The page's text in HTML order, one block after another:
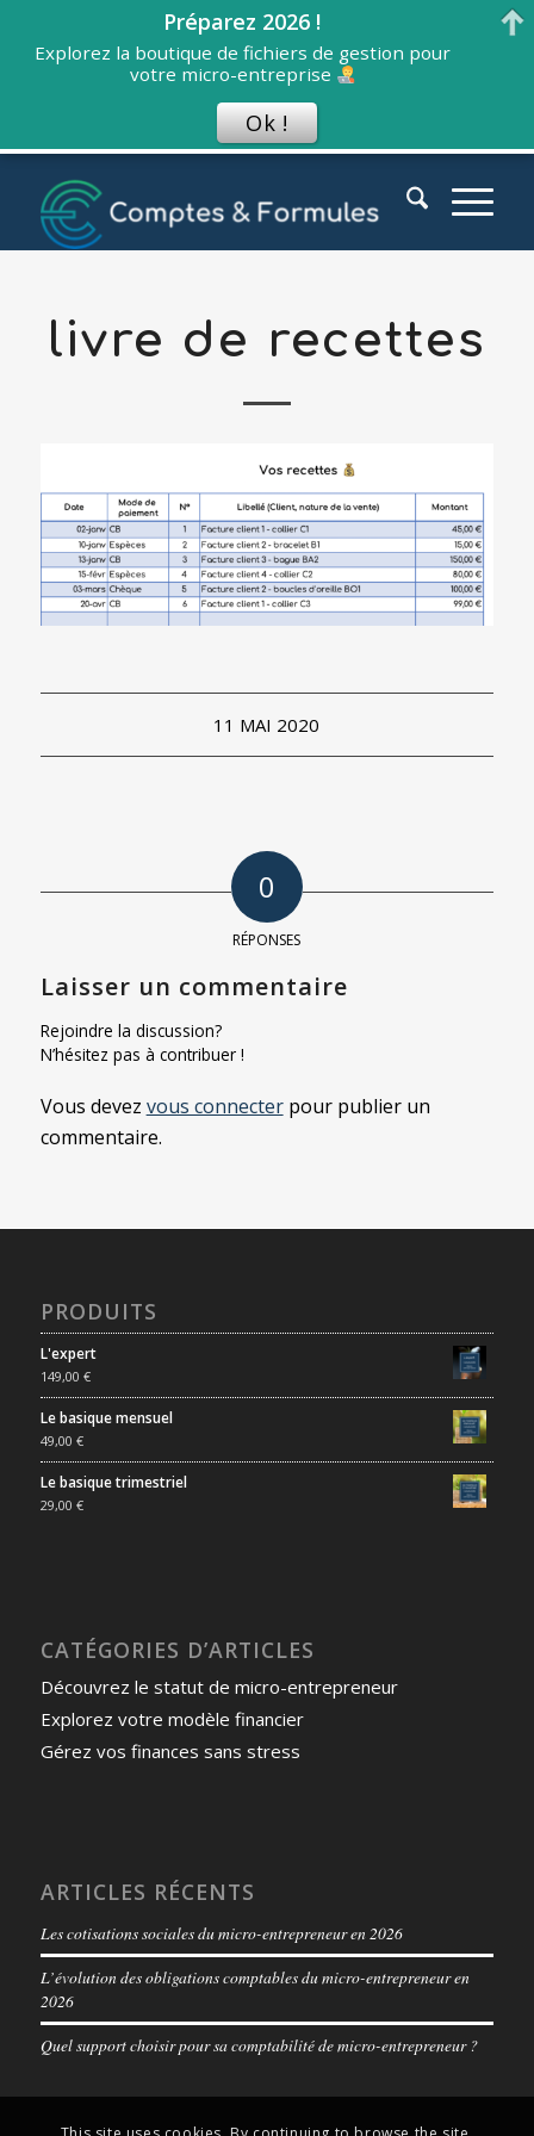
livre de recettes
11 MAI 2020
0
RÉPONSES
Laisser un commentaire
Rejoindre la discussion?
N’hésitez pas à contribuer !
Vous devez vous connecterpour publier un
commentaire.
PRODUITS
L'expert
149,00 €
Le basique mensuel
49,00 €
Le basique trimestriel
29,00 €
CATÉGORIES D’ARTICLES
Découvrez le statut de micro-entrepreneur
Explorez votre modèle financier
Gérez vos finances sans stress
ARTICLES RÉCENTS
Les cotisations sociales du micro-entrepreneur en 2026
L’évolution des obligations comptables du micro-entrepreneur en
2026
Quel support choisir pour sa comptabilité de micro-entrepreneur ?
Préparez 2026 !
Explorez la boutique de fichiers de gestion pour
votre micro-entreprise
Ok !